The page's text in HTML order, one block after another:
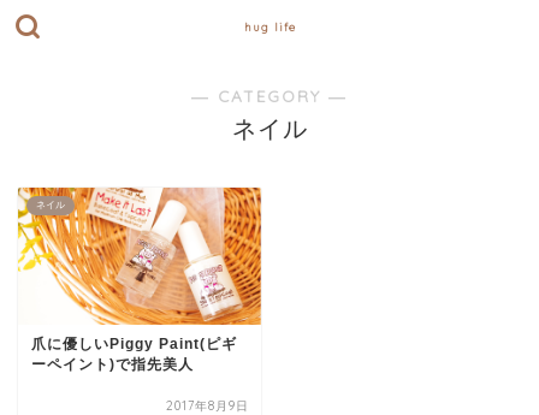
hug life
― CATEGORY ―
ネイル
ネイル
爪に優しいPiggy Paint(ピギ
ーペイント)で指先美人
2017年8月9日